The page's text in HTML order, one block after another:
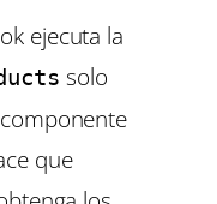
ejecuta la
solo
que